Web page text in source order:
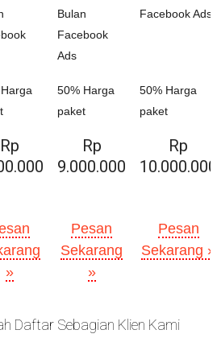
Bulan
Facebook
Ads
Facebook Ads
50% Harga
paket
50% Harga
paket
Rp
Rp
9.000.000
Rp
10.000.000
»
Pesan
Sekarang
»
Pesan
Sekarang »
Daftar Sebagian Klien Kami